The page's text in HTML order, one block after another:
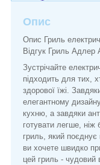
Опис
Опис Гриль
Відгук Гриль Адлер
Зустрічайте
підходить для тих,
здорової їжі.
елегантному
кухню, а завдяки
готувати легше,
гриль, який поєднує
ви хочете швидко
цей гриль - чудовий